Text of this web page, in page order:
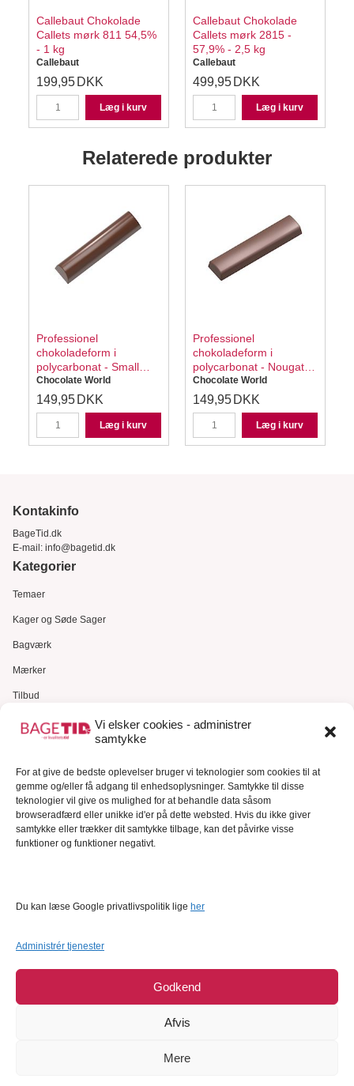
Vi elsker cookies - administrer
samtykke
For at give de bedste oplevelser bruger vi teknologier som cookies til at
gemme og/eller få adgang til enhedsoplysninger. Samtykke til disse
teknologier vil give os mulighed for at behandle data såsom
browseradfærd eller unikke id'er på dette websted. Hvis du ikke giver
samtykke eller trækker dit samtykke tilbage, kan det påvirke visse
funktioner og funktioner negativt.
Du kan læse Google privatlivspolitik lige her
Administrér tjenester
Godkend
Afvis
Mere
Callebaut Chokolade
Callets mørk 811 54,5%
- 1 kg
Callebaut
199,95 DKK
Læg i kurv
Callebaut Chokolade
Callets mørk 2815 -
57,9% - 2,5 kg
Callebaut
499,95 DKK
Læg i kurv
Relaterede produkter
Professionel
chokoladeform i
polycarbonat - Small
Smooth Bar CW12159
Chocolate World
149,95 DKK
Læg i kurv
Professionel
chokoladeform i
polycarbonat - Nougat
Bar CW12152
Chocolate World
149,95 DKK
Læg i kurv
Kontakinfo
BageTid.dk
E-mail: info@bagetid.dk
Kategorier
Temaer
Kager og Søde Sager
Bagværk
Mærker
Tilbud
Gavekort
Kundeservice
Kundeservice
FAQ – Ofte stillede spørgsmål
Om Bagetid.dk
Se Fødevarestyrelsens smiley-rapporter